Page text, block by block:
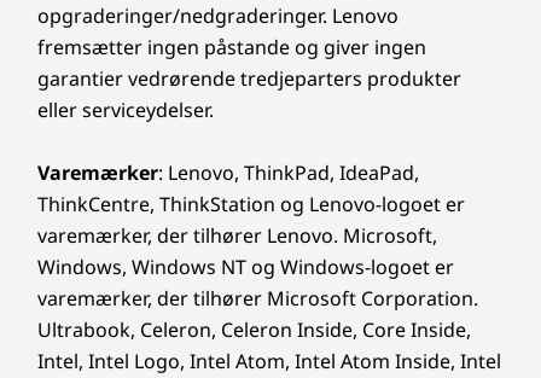
opgraderinger/nedgraderinger. Lenovo
fremsætter ingen påstande og giver ingen
garantier vedrørende tredjeparters produkter
eller serviceydelser.
Varemærker: Lenovo, ThinkPad, IdeaPad,
ThinkCentre, ThinkStation og Lenovo-logoet er
varemærker, der tilhører Lenovo. Microsoft,
Windows, Windows NT og Windows-logoet er
varemærker, der tilhører Microsoft Corporation.
Ultrabook, Celeron, Celeron Inside, Core Inside,
Intel, Intel Logo, Intel Atom, Intel Atom Inside, Intel